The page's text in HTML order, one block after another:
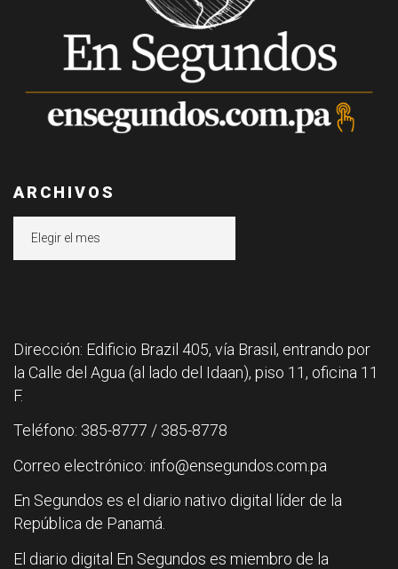
ARCHIVOS
Dirección: Edificio Brazil 405, vía Brasil, entrando por
la Calle del Agua (al lado del Idaan), piso 11, oficina 11
F.
Teléfono: 385-8777 / 385-8778
Correo electrónico: info@ensegundos.com.pa
En Segundos es el diario nativo digital líder de la
República de Panamá.
El diario digital En Segundos es miembro de la